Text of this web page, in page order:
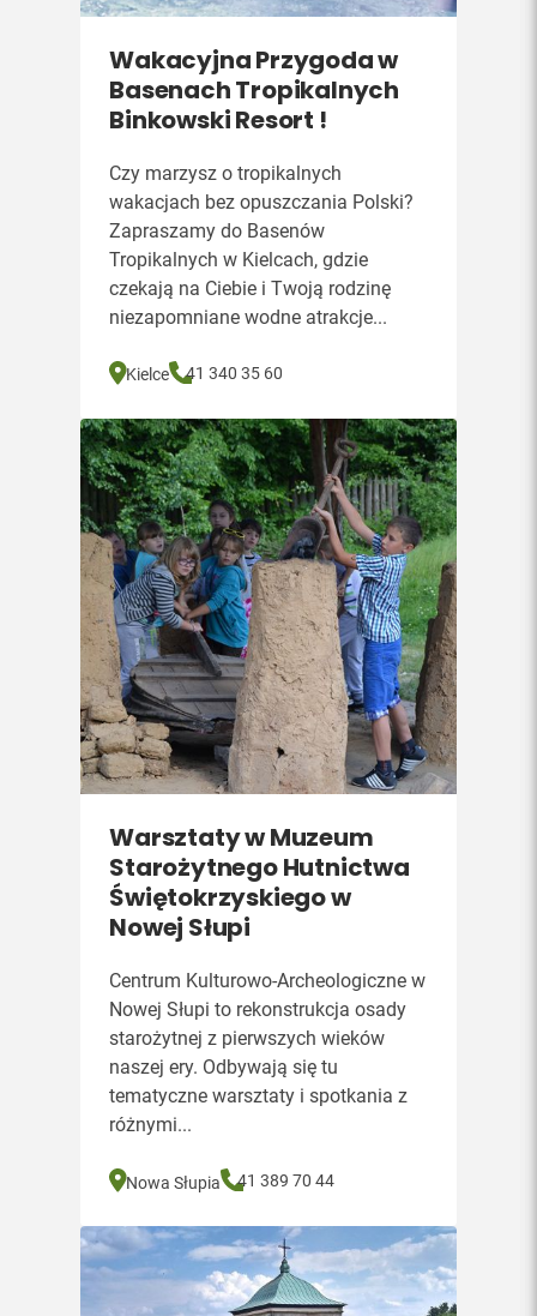
Wakacyjna Przygoda w
Basenach Tropikalnych
Binkowski Resort !
Czy marzysz o tropikalnych
wakacjach bez opuszczania Polski?
Zapraszamy do Basenów
Tropikalnych w Kielcach, gdzie
czekają na Ciebie i Twoją rodzinę
niezapomniane wodne atrakcje...
Kielce 41 340 35 60
Warsztaty w Muzeum
Starożytnego Hutnictwa
Świętokrzyskiego w
Nowej Słupi
Centrum Kulturowo-Archeologiczne w
Nowej Słupi to rekonstrukcja osady
starożytnej z pierwszych wieków
naszej ery. Odbywają się tu
tematyczne warsztaty i spotkania z
różnymi...
Nowa Słupia 41 389 70 44